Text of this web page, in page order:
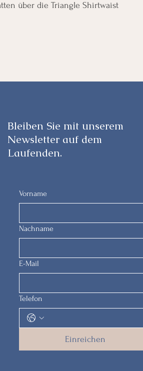
über die Triangle Shirtwaist
Bleiben Sie mit unserem
Newsletter auf dem
Laufenden.
Vorname
Nachname
E-Mail
Telefon
Einreichen